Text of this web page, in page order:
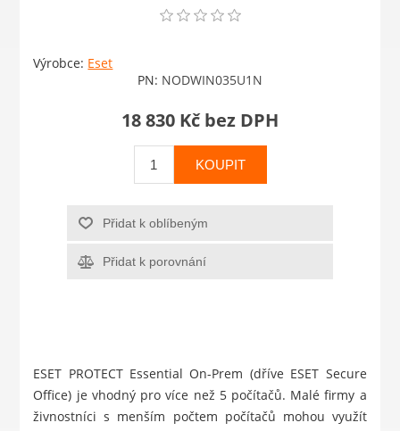
Výrobce: Eset
PN: NODWIN035U1N
18 830 Kč bez DPH
KOUPIT
Přidat k oblíbeným
Přidat k porovnání
ESET PROTECT Essential On-Prem (dříve ESET Secure
Office) je vhodný pro více než 5 počítačů. Malé firmy a
živnostníci s menším počtem počítačů mohou využít